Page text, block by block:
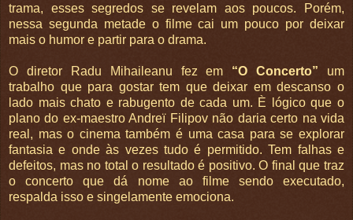
trama, esses segredos se revelam aos poucos. Porém,
nessa segunda metade o filme cai um pouco por deixar
mais o humor e partir para o drama.
O diretor Radu Mihaileanu fez em “O Concerto” um
trabalho que para gostar tem que deixar em descanso o
lado mais chato e rabugento de cada um. È lógico que o
plano do ex-maestro Andreï Filipov não daria certo na vida
real, mas o cinema também é uma casa para se explorar
fantasia e onde às vezes tudo é permitido. Tem falhas e
defeitos, mas no total o resultado é positivo. O final que traz
o concerto que dá nome ao filme sendo executado,
respalda isso e singelamente emociona.